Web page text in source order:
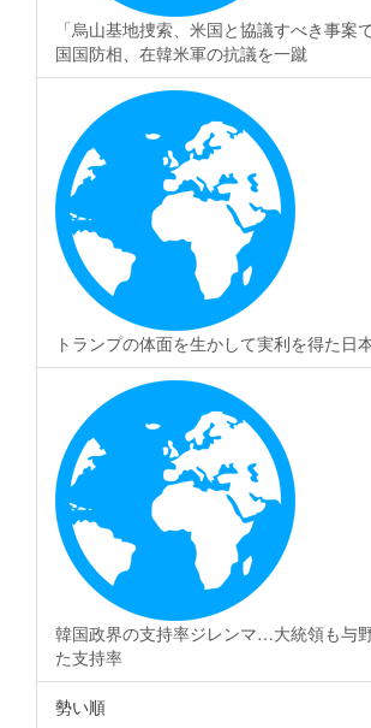
「烏山基地捜索、米国と協議すべき事
国国防相、在韓米軍の抗議を一蹴
トランプの体面を生かして実利を得た日
韓国政界の支持率ジレンマ…大統領も与
た支持率
勢い順